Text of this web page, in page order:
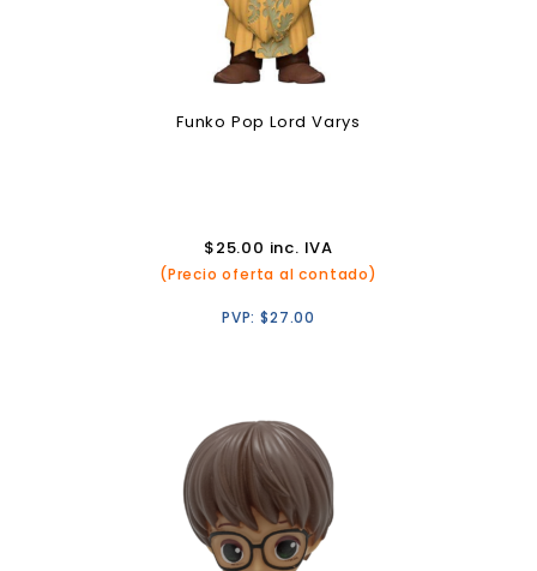
Funko Pop Lord Varys
$25.00 inc. IVA
(Precio oferta al contado)
PVP:$27.00